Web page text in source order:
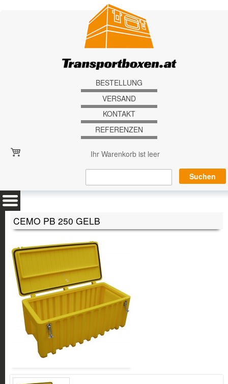
BESTELLUNG
VERSAND
KONTAKT
REFERENZEN
Ihr Warenkorb ist leer
CEMO PB 250 GELB